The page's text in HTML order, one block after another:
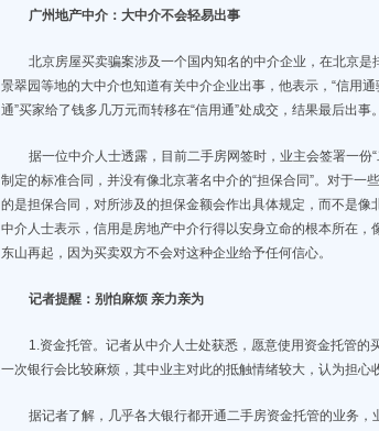
广州地产中介：大中介不会轻易出事
北京房屋买卖骗案涉及一个国内知名的中介企业，在北京是
景翠园等地的大中介也知道有关中介企业出事，他表示，“信用
通”买家给了钱多几万元而转移在“信用通”处成交，结果最后出事。
据一位中介人士透露，目前二手房网签时，业主会签署一份
制定的标准合同，并没有像北京著名中介的“担保合同”。对于一
的是担保合同，对所涉及的担保金额会作出具体规定，而不是
中介人士表示，信用是房地产中介行得以安身立命的根本所在
东山再起，因为买卖双方不会对这种企业给予任何信心。
记者提醒：别怕麻烦 亲力亲为
1.资金托管。记者从中介人士处获悉，愿意使用资金托管
一次银行会比较麻烦，其中业主对此的抵触情绪较大，认为担心
据记者了解，几乎各大银行都开通二手房资金托管的业务